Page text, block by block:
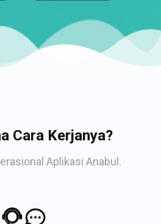
Cara Kerjanya?
Aplikasi Anabul.